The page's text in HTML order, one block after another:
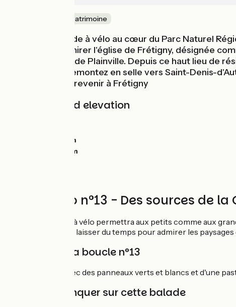
Nature & petit patrimoine
Cette jolie balade à vélo au cœur du Parc Naturel
l'occasion d'admirer l'église de Frétigny, désignée
mise au maquis de Plainville. Depuis ce haut lieu de
en août 1944. Remontez en selle vers Saint-Denis-
Piclos avant de revenir à Frétigny
Gradients and elevation
0m
0m
Circuit vélo n°13 - Des sources de
Cette jolie balade à vélo permettra aux petits comme aux
prévoir, de quoi se laisser du temps pour admirer les
Balisage de la boucle n°13
Boucle balisée avec des panneaux verts et blancs et d'une
À ne pas manquer sur cette balade